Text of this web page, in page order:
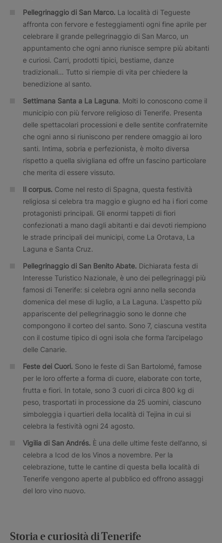
Pellegrinaggio di San Marco. La località di Tegueste
affronta con fervore e festeggiamenti ogni fine aprile per
celebrare il grande pellegrinaggio di San Marco, un
appuntamento che ogni anno riunisce sempre più abitanti
e curiosi. Carri, prodotti tipici, bestiame, danze
tradizionali… Tutto si riempie di vita per chiedere la
benedizione al santo.
Settimana Santa a La Laguna. Molti lo conoscono come il
municipio con più fervore religioso di Tenerife. Presenta
delle spettacolari processioni e delle sentite confraternite
che ogni anno si riuniscono per rendere omaggio ai loro
santi. Intima, sobria e perfezionista, è molto diversa
rispetto a quella sivigliana ed offre un fascino particolare
che merita di essere vissuto.
Il corpus. Come nel resto di Spagna, questa festività
religiosa si celebra tra maggio e giugno ed ha i fiori come
protagonisti principali. Gli enormi tappeti di fiori
confezionati a mano dagli abitanti e dai devoti riempiono
le strade principali dei municipi, come La Orotava, La
Laguna e Santa Cruz.
Pellegrinaggio di San Benito Abate. Dichiarata festa di
Interesse Turistico Nazionale, è uno dei pellegrinaggi più
famosi di Tenerife: si celebra ogni anno nella seconda
domenica del mese di luglio, a La Laguna. L’aspetto più
appariscente del pellegrinaggio sono le donne che
compongono il corteo del santo. Sono 7, ciascuna vestita
con il costume tipico di ogni isola che forma l’arcipelago
delle Canarie.
Feste dei Cuori. Sono le feste di San Bartolomé, famose
per le loro offerte a forma di cuore, elaborate con torte,
frutta e fiori. In totale, sono 3 cuori di circa 800 kg di
peso, trasportati in processione da 25 uomini, ciascuno
simboleggia i quartieri della località di Tejina in cui si
celebra la festività ogni 24 agosto.
Vigilia di San Andrés. È una delle ultime feste dell’anno, si
celebra a Icod de los Vinos a novembre. Per la
celebrazione, tutte le cantine di questa bella località di
Tenerife vengono aperte al pubblico ed offrono assaggi
del loro vino nuovo.
Storia e curiosità di Tenerife